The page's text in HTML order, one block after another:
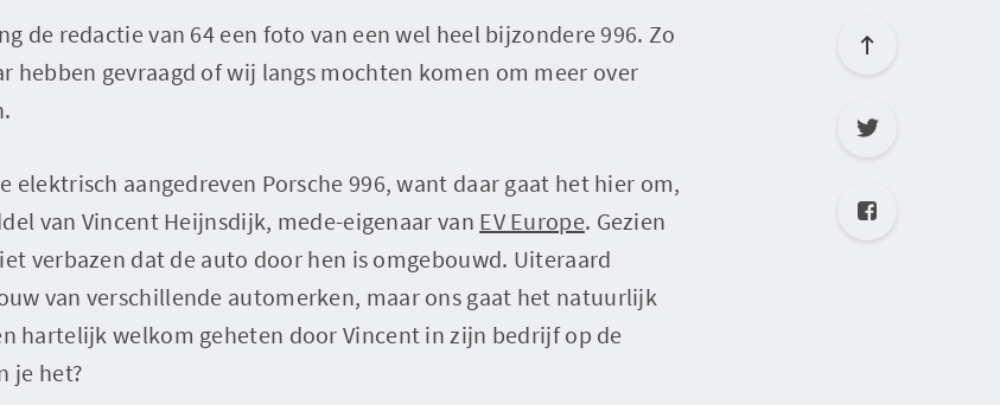
de redactie van 64 een foto van een wel heel bijzondere 996. Zo
hebben gevraagd of wij langs mochten komen om meer over
elektrisch aangedreven Porsche 996, want daar gaat het hier om,
van Vincent Heijnsdijk, mede-eigenaar van EV Europe. Gezien
verbazen dat de auto door hen is omgebouwd. Uiteraard
van verschillende automerken, maar ons gaat het natuurlijk
hartelijk welkom geheten door Vincent in zijn bedrijf op de
je het?